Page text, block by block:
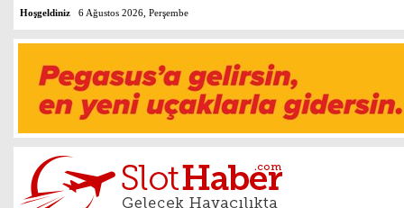
Hoşgeldiniz 6 Ağustos 2026, Perşembe